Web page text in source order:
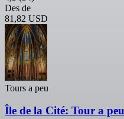
Des de
81,82 USD
Tours a peu
Île de la Cité: Tour a